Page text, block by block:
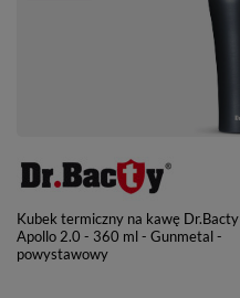
Kubek termiczny na kawę Dr.Bacty
Apollo 2.0 - 360 ml - Gunmetal -
powystawowy